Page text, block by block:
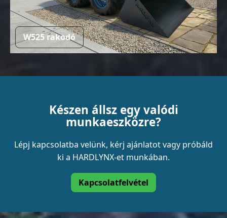
W525 rakodó
Készen állsz egy valódi
munkaeszközre?
Lépj kapcsolatba velünk, kérj ajánlatot vagy próbáld
ki a HARDLYNX-et munkában.
Kapcsolatfelvétel